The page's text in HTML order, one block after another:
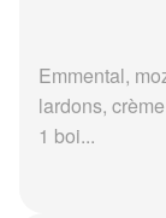
Emmental,
lardons,
1 boi...